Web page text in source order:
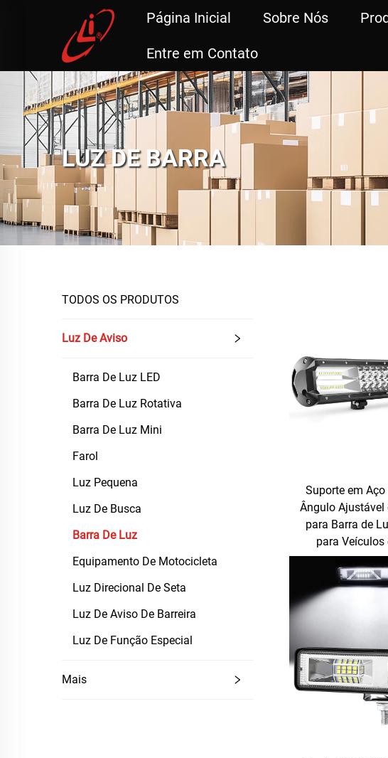
Página Inicial Sobre Nós
Entre em Contato
LUZ DE BARRA
TODOS OS PRODUTOS
Luz De Aviso
Barra De Luz LED
Barra De Luz Rotativa
Barra De Luz Mini
Farol
Luz Pequena
Luz De Busca
Barra De Luz
Equipamento De Motocicleta
Luz Direcional De Seta
Luz De Aviso De Barreira
Luz De Função Especial
Mais
Suporte em
Ângulo Ajustável
para Barra de
para Veículos